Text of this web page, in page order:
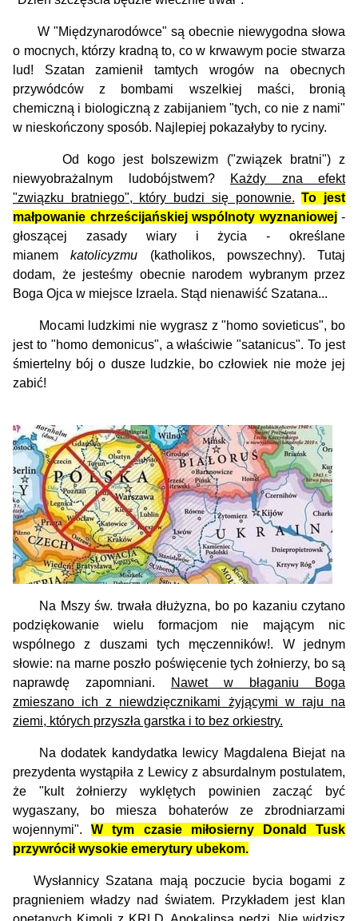
W "Międzynarodówce" są obecnie niewygodna słowa
o mocnych, którzy kradną to, co w krwawym pocie stwarza
lud! Szatan zamienił tamtych wrogów na obecnych
przywódców z bombami wszelkiej maści, bronią
chemiczną i biologiczną z zabijaniem "tych, co nie z nami"
w nieskończony sposób. Najlepiej pokazałyby to ryciny.
Od kogo jest bolszewizm ("związek bratni") z
niewyobrażalnym ludobójstwem?
Każdy zna efekt
"związku bratniego", który budzi się ponownie. To jest
małpowanie chrześcijańskiej wspólnoty wyznaniowej-
głoszącej zasady wiary i życia - określane
mianemkatolicyzmu (katholikos, powszechny). Tutaj
dodam, że jesteśmy obecnie narodem wybranym przez
Boga Ojca w miejsce Izraela. Stąd nienawiść Szatana...
Mocami ludzkimi nie wygrasz z "homo sovieticus", bo
jest to "homo demonicus", a właściwie "satanicus". To jest
śmiertelny bój o dusze ludzkie, bo człowiek nie może jej
zabić!
Na Mszy św. trwała dłużyzna, bo po kazaniu czytano
podziękowanie wielu formacjom nie mającym nic
wspólnego z duszami tych męczenników!. W jednym
słowie: na marne poszło poświęcenie tych żołnierzy, bo są
naprawdę zapomniani.
Nawet w błaganiu Boga
zmieszano ich z niewdzięcznikami żyjącymi w raju na
ziemi, których przyszła garstka i to bez orkiestry.
Na dodatek kandydatka lewicy Magdalena Biejat na
prezydenta wystąpiła z Lewicy z absurdalnym postulatem,
że "kult żołnierzy wyklętych powinien zacząć być
wygaszany, bo miesza bohaterów ze zbrodniarzami
wojennymi".W tym czasie miłosierny Donald Tusk
przywrócił wysokie emerytury ubekom.
Wysłannicy Szatana mają poczucie bycia bogami z
pragnieniem władzy nad światem. Przykładem jest klan